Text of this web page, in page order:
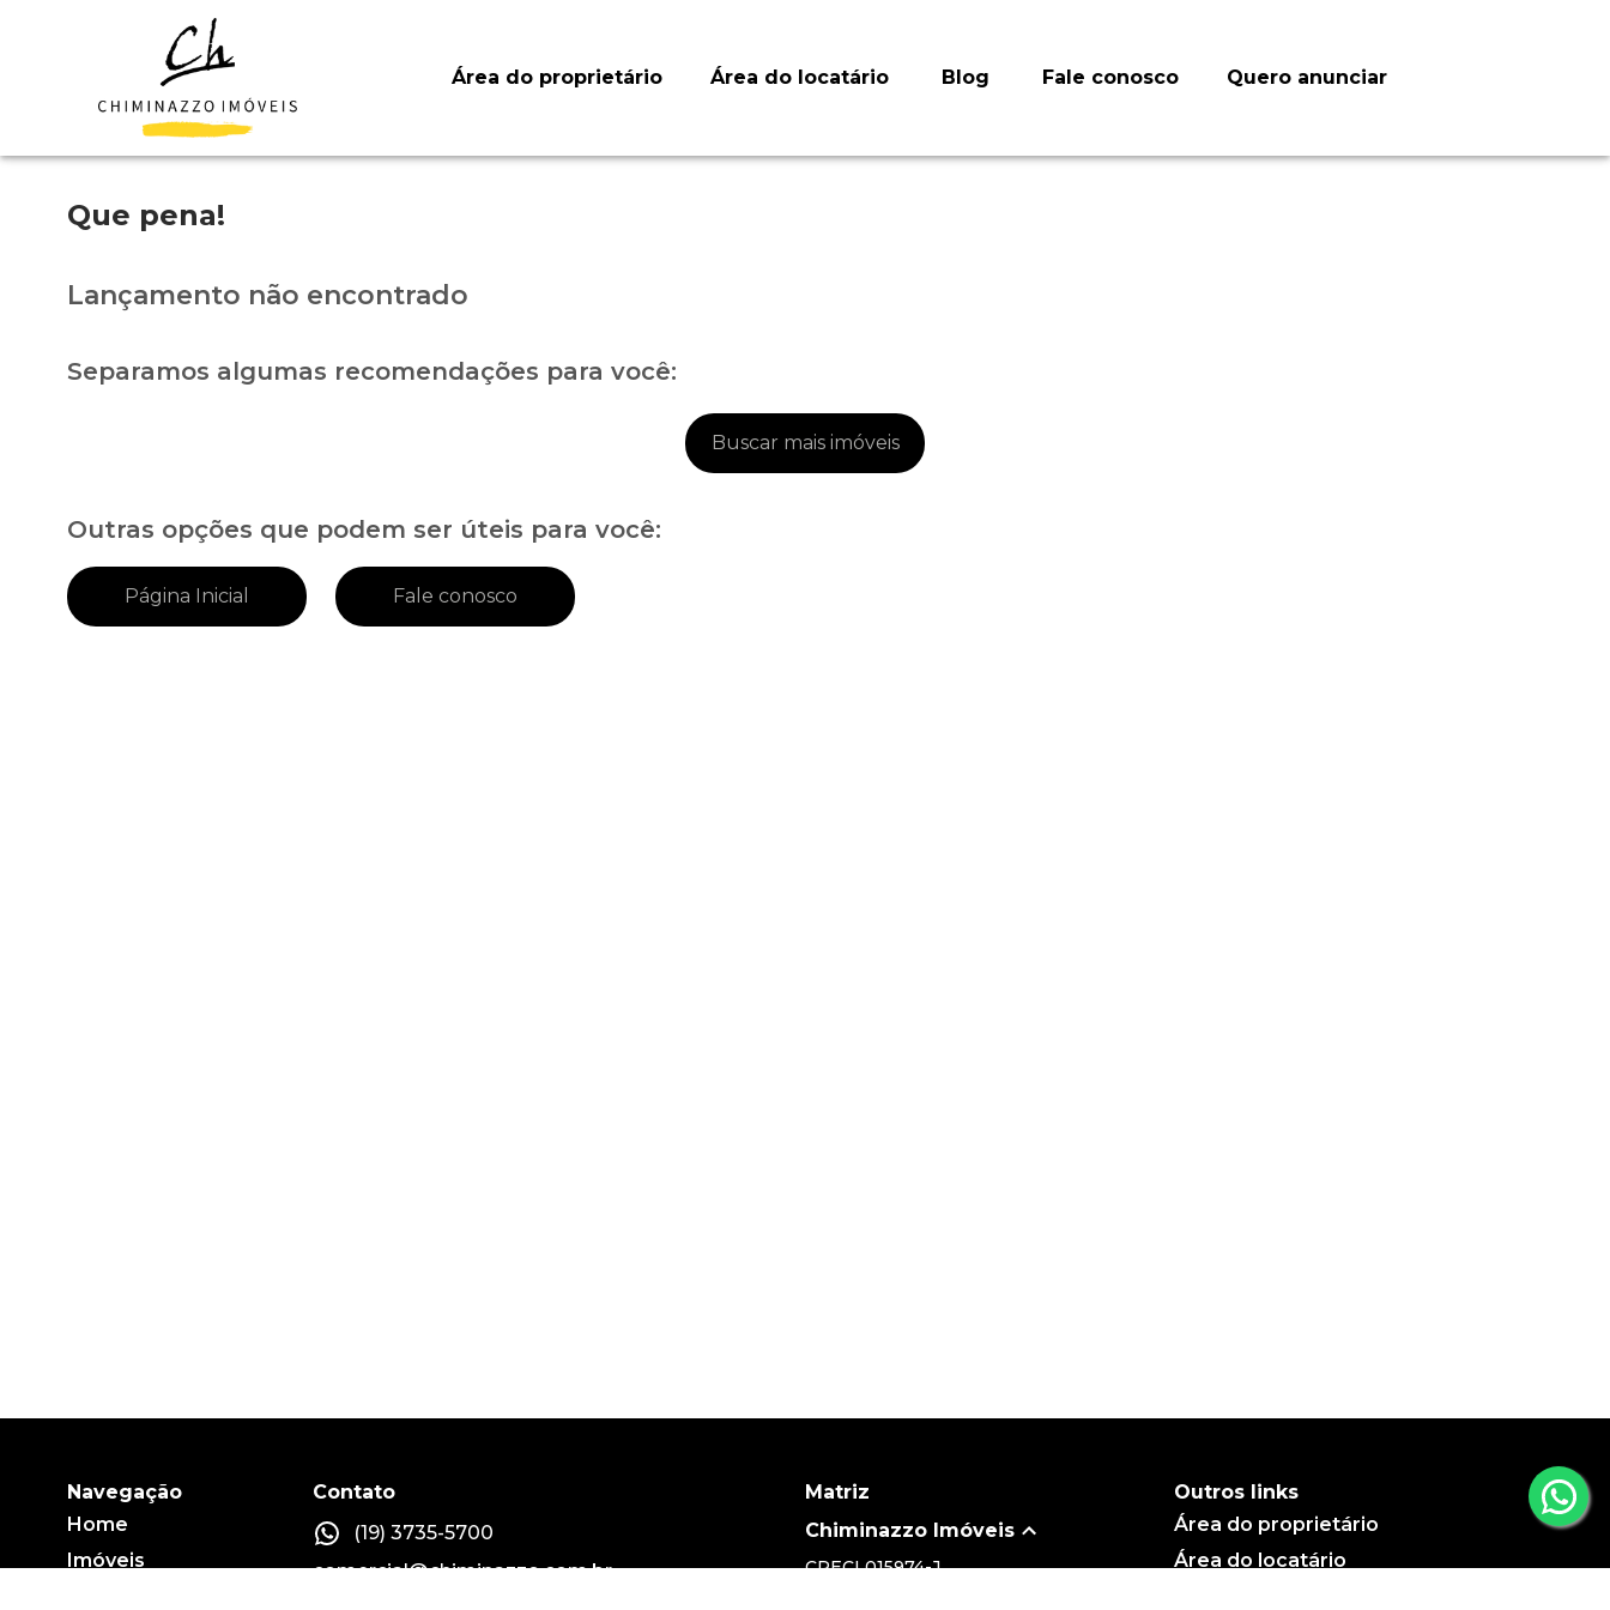
Área do proprietário Área do locatário Blog Fale conosco Quero anunciar
Que pena!
Lançamento não encontrado
Separamos algumas recomendações para você:
Buscar mais imóveis
Outras opções que podem ser úteis para você:
Página Inicial Fale conosco
Navegação
Home
Imóveis
Contato
(19) 3735-5700
comercial@chiminazzo.com.br
Matriz
Chiminazzo Imóveis
CRECI015974-J
Outros links
Área do proprietário
Área do locatário